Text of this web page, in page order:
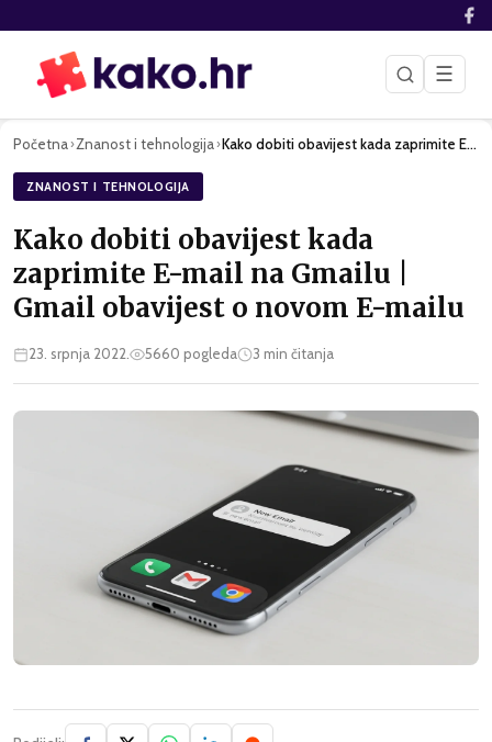
☰
Početna›Znanost i tehnologija› Kako dobiti obavijest kada zaprimite E-mail na Gmailu | Gmai…
ZNANOST I TEHNOLOGIJA
Kako dobiti obavijest kada
zaprimite E-mail na Gmailu |
Gmail obavijest o novom E-mailu
23. srpnja 2022. 5660 pogleda 3 min čitanja